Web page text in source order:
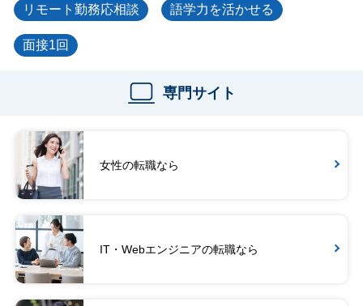
リモート勤務応相談 語学力を活かせる
面接1回
専門サイト
女性の転職なら
IT・Webエンジニアの転職なら